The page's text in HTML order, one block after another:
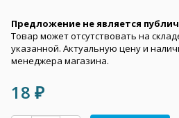
Предложение не является
Товар может отсутствовать на
указанной. Актуальную цену и
менеджера магазина.
18 ₽